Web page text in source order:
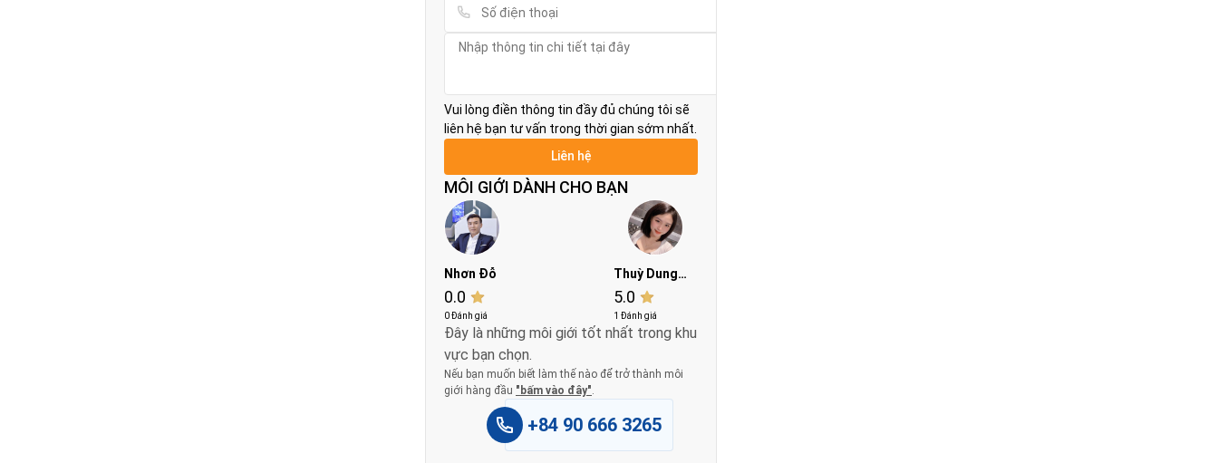
Vui lòng điền thông tin đầy đủ chúng tôi sẽ
liên hệ bạn tư vấn trong thời gian sớm nhất.
MÔI GIỚI DÀNH CHO BẠN
Nhơn Đỗ
0.0
0 Đánh giá
Thuỳ Dung
Phan
5.0
1 Đánh giá
Đây là những môi giới tốt nhất trong khu
vực bạn chọn.
Nếu bạn muốn biết làm thế nào để trở thành môi
giới hàng đầu "bấm vào đây"
+84 90 666 3265